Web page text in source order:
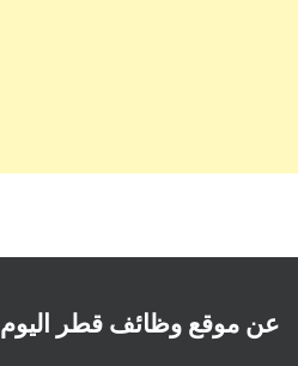
عن موقع وظائف قطر اليوم